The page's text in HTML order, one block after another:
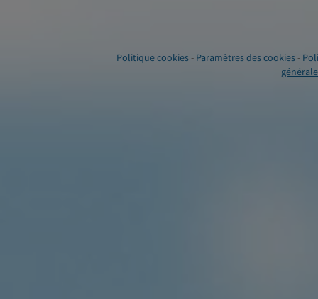
Politique cookies- Paramètres des cookies-